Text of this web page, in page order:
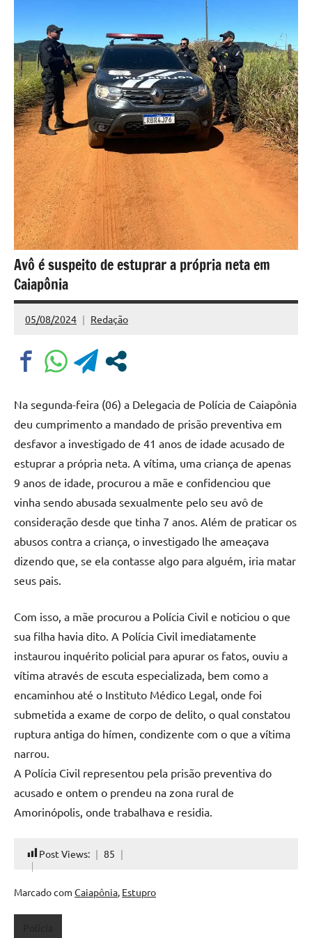
Avô é suspeito de estuprar a própria neta em
Caiapônia
05/08/2024 Redação
Nenhum
Na segunda-feira (06) a Delegacia de Polícia de Caiapônia
deu cumprimento a mandado de prisão preventiva em
desfavor a investigado de 41 anos de idade acusado de
estuprar a própria neta. A vítima, uma criança de apenas
9 anos de idade, procurou a mãe e confidenciou que
vinha sendo abusada sexualmente pelo seu avô de
consideração desde que tinha 7 anos. Além de praticar os
abusos contra a criança, o investigado lhe ameaçava
dizendo que, se ela contasse algo para alguém, iria matar
seus pais.
Com isso, a mãe procurou a Polícia Civil e noticiou o que
sua filha havia dito. A Polícia Civil imediatamente
instaurou inquérito policial para apurar os fatos, ouviu a
vítima através de escuta especializada, bem como a
encaminhou até o Instituto Médico Legal, onde foi
submetida a exame de corpo de delito, o qual constatou
ruptura antiga do hímen, condizente com o que a vítima
narrou.
A Polícia Civil representou pela prisão preventiva do
acusado e ontem o prendeu na zona rural de
Amorinópolis, onde trabalhava e residia.
Post Views: 85
Marcado com Caiapônia, Estupro